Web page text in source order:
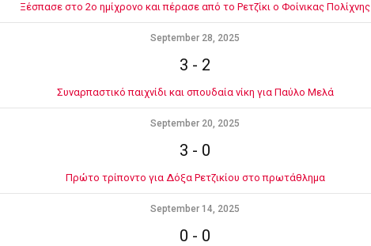
Ξέσπασε στο 2ο ημίχρονο και πέρασε από το Ρετζίκι ο Φοίνικας Πολίχνης
September 28, 2025
3 - 2
Συναρπαστικό παιχνίδι και σπουδαία νίκη για Παύλο Μελά
September 20, 2025
3 - 0
Πρώτο τρίποντο για Δόξα Ρετζικίου στο πρωτάθλημα
September 14, 2025
0 - 0